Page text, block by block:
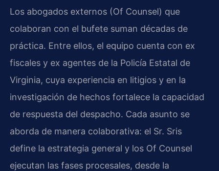
Los abogados externos (Of Counsel) que
colaboran con el bufete suman décadas de
práctica. Entre ellos, el equipo cuenta con ex
fiscales y ex agentes de la Policía Estatal de
Virginia, cuya experiencia en litigios y en la
investigación de hechos fortalece la capacidad
de respuesta del despacho. Cada asunto se
aborda de manera colaborativa: el Sr. Sris
define la estrategia general y los Of Counsel
ejecutan las fases procesales, desde la